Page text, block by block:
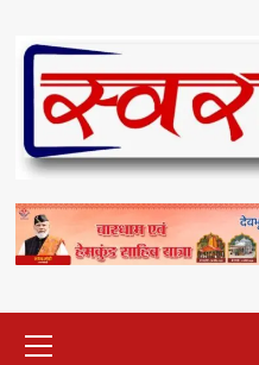
content
Menu